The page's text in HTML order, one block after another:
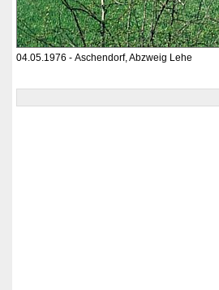
04.05.1976 - Aschendorf, Abzweig Lehe